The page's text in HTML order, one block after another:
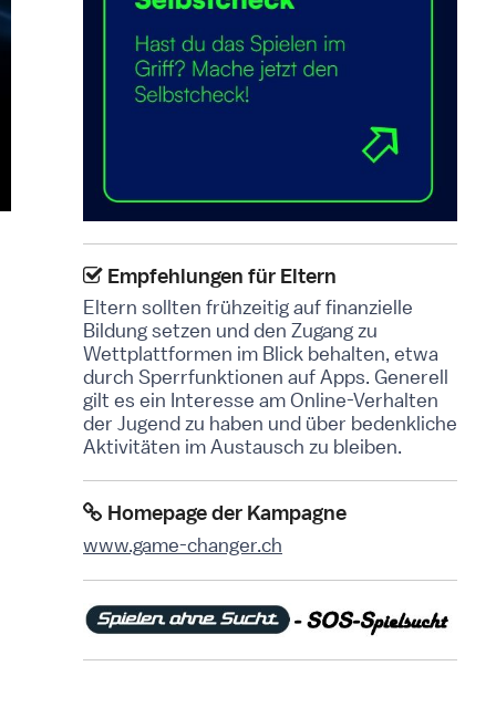
Empfehlungen für Eltern
Eltern sollten frühzeitig auf finanzielle
Bildung setzen und den Zugang zu
Wettplattformen im Blick behalten, etwa
durch Sperrfunktionen auf Apps. Generell
gilt es ein Interesse am Online-Verhalten
der Jugend zu haben und über bedenkliche
Aktivitäten im Austausch zu bleiben.
Homepage der Kampagne
www.game-changer.ch